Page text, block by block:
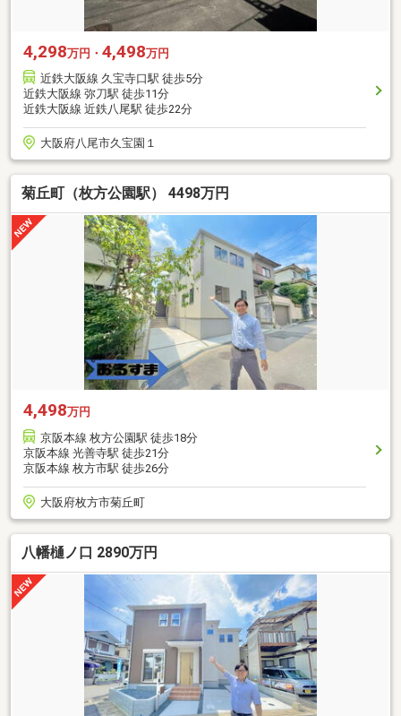
4,298万円・ 4,498万円
近鉄大阪線 久宝寺口駅 徒歩5分
近鉄大阪線 弥刀駅 徒歩11分
近鉄大阪線 近鉄八尾駅 徒歩22分
大阪府八尾市久宝園１
菊丘町（枚方公園駅） 4498万円
4,498万円
京阪本線 枚方公園駅 徒歩18分
京阪本線 光善寺駅 徒歩21分
京阪本線 枚方市駅 徒歩26分
大阪府枚方市菊丘町
八幡樋ノ口 2890万円